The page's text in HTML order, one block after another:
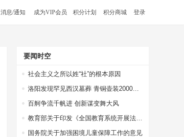
消息/通知 成为VIP会员 积分计划 积分商城 登录
要闻时空
社会主义之所以姓“社”的根本原因
洛阳发现罕见西汉墓葬 青铜壶装2000多年前美酒，酒液澄清透明
百舸争流千帆进 创新谋变舞大风
教育部关于印发《全国教育系统开展法治宣传教育的第七个五年规划（2016-2020年）》的通知
国务院关于加强困境儿童保障工作的意见